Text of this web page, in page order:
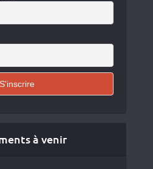
à venir